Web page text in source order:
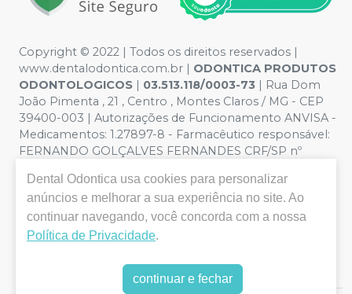
Copyright © 2022 | Todos os direitos reservados |
www.dentalodontica.com.br | ODONTICA PRODUTOS
ODONTOLOGICOS | 03.513.118/0003-73 | Rua Dom
João Pimenta , 21 , Centro , Montes Claros / MG - CEP
39400-003 | Autorizações de Funcionamento ANVISA -
Medicamentos: 1.27897-8 - Farmacêutico responsável:
FERNANDO GOLÇALVES FERNANDES CRF/SP nº
meramente ilustrativas - Os preços e condições da loja
virtual estão sujeitos a alterações. Em caso de
divergência de preços no site, o valor válido é o do
Carrinho de Compra. Não vendemos por atacado, por
de grandes volumes pelo site.
Dental Odontica usa cookies para personalizar
anúncios e melhorar a sua experiência no site. Ao
continuar navegando, você concorda com a nossa
Política de Privacidade.
continuar e fechar